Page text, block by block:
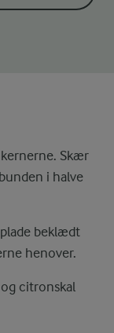
Skær
i halve
beklædt
henover.
citronskal